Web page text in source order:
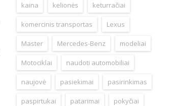
kaina kelionės keturračiai
komercinis transportas Lexus
Master Mercedes-Benz modeliai
Motociklai naudoti automobiliai
naujovė pasiekimai pasirinkimas
paspirtukai patarimai pokyčiai